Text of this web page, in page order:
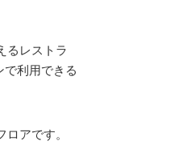
るレストラ
利用できる
ロアです。